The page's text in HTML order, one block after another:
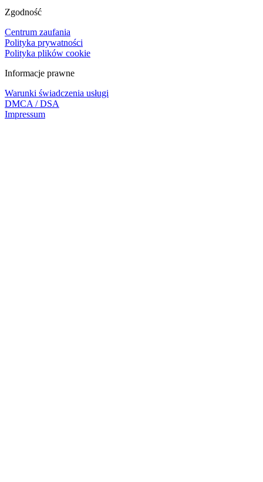
Zgodność
Centrum zaufania
Polityka prywatności
Polityka plików cookie
Informacje prawne
Warunki świadczenia usługi
DMCA / DSA
Impressum